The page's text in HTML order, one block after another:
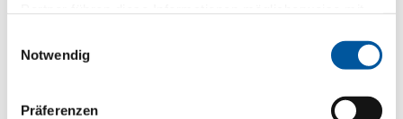
haben oder die sie im Rahmen Ihrer Nutzung der Dienste
Notwendig
Präferenzen
Nachricht